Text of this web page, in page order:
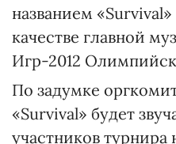
названием
качестве главной
Игр-2012
По задумке
«Survival» будет
участников турнира